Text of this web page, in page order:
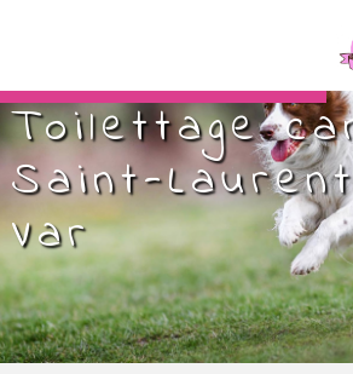
Toilettage
Saint-
Var